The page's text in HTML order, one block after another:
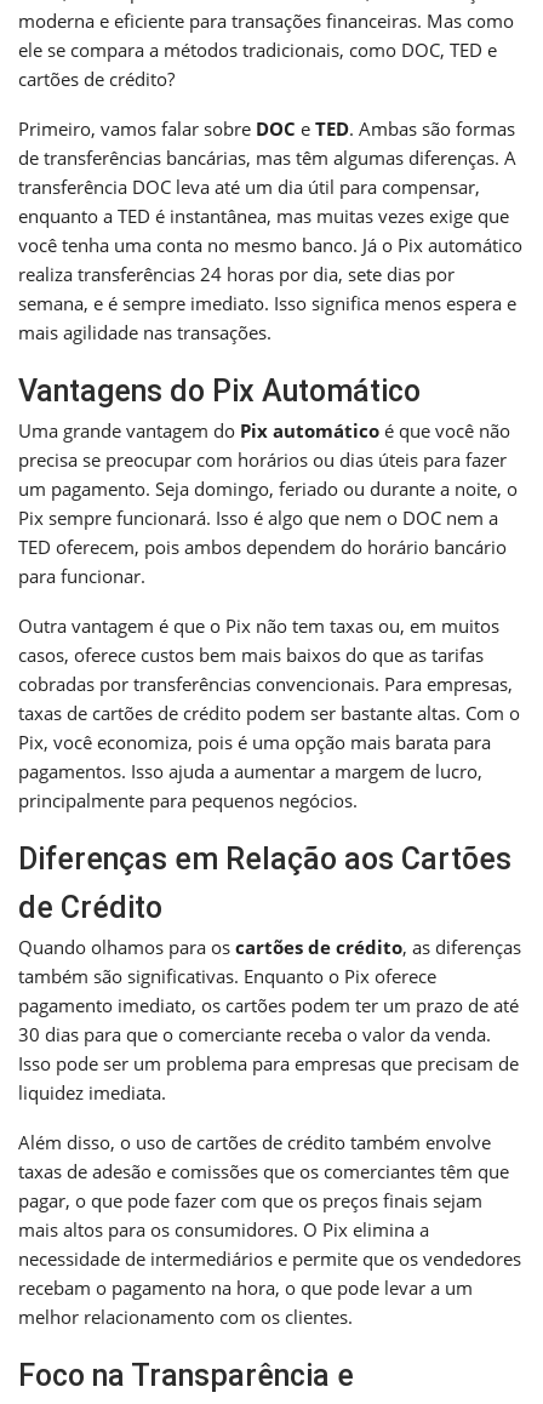
moderna e eficiente para transações financeiras. Mas como
ele se compara a métodos tradicionais, como DOC, TED e
cartões de crédito?
Primeiro, vamos falar sobre DOC e TED. Ambas são formas
de transferências bancárias, mas têm algumas diferenças. A
transferência DOC leva até um dia útil para compensar,
enquanto a TED é instantânea, mas muitas vezes exige que
você tenha uma conta no mesmo banco. Já o Pix automático
realiza transferências 24 horas por dia, sete dias por
semana, e é sempre imediato. Isso significa menos espera e
mais agilidade nas transações.
Vantagens do Pix Automático
Uma grande vantagem do Pix automático é que você não
precisa se preocupar com horários ou dias úteis para fazer
um pagamento. Seja domingo, feriado ou durante a noite, o
Pix sempre funcionará. Isso é algo que nem o DOC nem a
TED oferecem, pois ambos dependem do horário bancário
para funcionar.
Outra vantagem é que o Pix não tem taxas ou, em muitos
casos, oferece custos bem mais baixos do que as tarifas
cobradas por transferências convencionais. Para empresas,
taxas de cartões de crédito podem ser bastante altas. Com o
Pix, você economiza, pois é uma opção mais barata para
pagamentos. Isso ajuda a aumentar a margem de lucro,
principalmente para pequenos negócios.
Diferenças em Relação aos Cartões
de Crédito
Quando olhamos para os cartões de crédito, as diferenças
também são significativas. Enquanto o Pix oferece
pagamento imediato, os cartões podem ter um prazo de até
30 dias para que o comerciante receba o valor da venda.
Isso pode ser um problema para empresas que precisam de
liquidez imediata.
Além disso, o uso de cartões de crédito também envolve
taxas de adesão e comissões que os comerciantes têm que
pagar, o que pode fazer com que os preços finais sejam
mais altos para os consumidores. O Pix elimina a
necessidade de intermediários e permite que os vendedores
recebam o pagamento na hora, o que pode levar a um
melhor relacionamento com os clientes.
Foco na Transparência e